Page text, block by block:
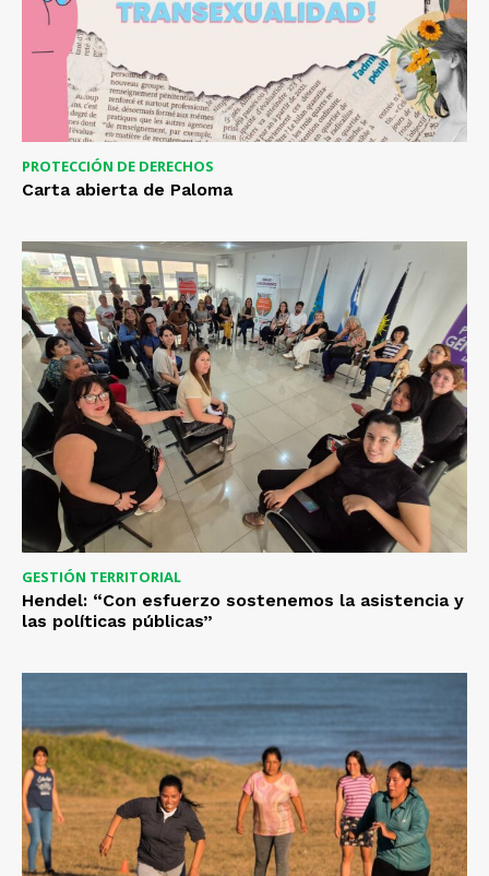
PROTECCIÓN DE DERECHOS
Carta abierta de Paloma
GESTIÓN TERRITORIAL
Hendel: “Con esfuerzo sostenemos la asistencia y
las políticas públicas”